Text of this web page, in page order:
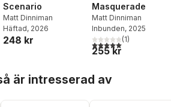
Scenario
Matt Dinniman
Häftad, 2026
248 kr
Masquerade
Matt Dinniman
Inbunden, 2025
5,0utav 5 stjärnor.
(1)
255 kr
är intresserad av